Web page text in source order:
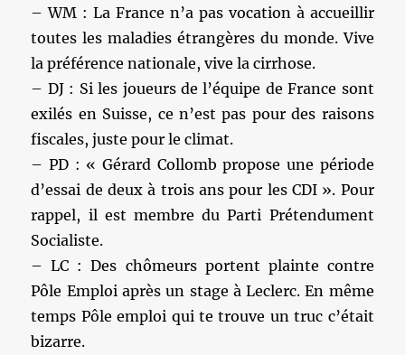
– WM : La France n’a pas vocation à accueillir
toutes les maladies étrangères du monde. Vive
la préférence nationale, vive la cirrhose.
– DJ : Si les joueurs de l’équipe de France sont
exilés en Suisse, ce n’est pas pour des raisons
fiscales, juste pour le climat.
– PD : « Gérard Collomb propose une période
d’essai de deux à trois ans pour les CDI ». Pour
rappel, il est membre du Parti Prétendument
Socialiste.
– LC : Des chômeurs portent plainte contre
Pôle Emploi après un stage à Leclerc. En même
temps Pôle emploi qui te trouve un truc c’était
bizarre.